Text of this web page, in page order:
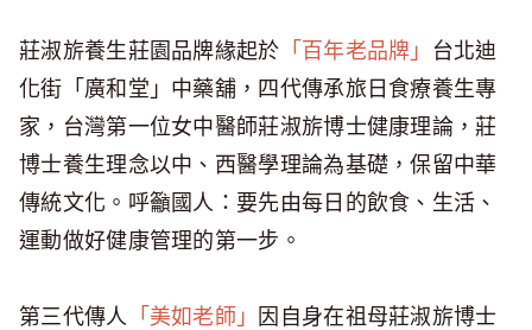
莊淑旂養生莊園品牌緣起於 「百年老品牌」
台北迪
化街「廣和堂」中藥舖，四代傳承旅日食療養生專
家，台灣第一位女中醫師莊淑旂博士健康理論，莊
博士養生理念以中、西醫學理論為基礎，保留中華
傳統文化。呼籲國人：要先由每日的飲食、生活、
運動做好健康管理的第一步。
第三代傳人 「美如老師」
因自身在祖母莊淑旂博士